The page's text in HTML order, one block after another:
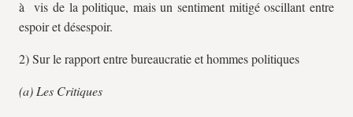
à vis de la politique, mais un sentiment mitigé oscillant entre
espoir et désespoir.
2) Sur le rapport entre bureaucratie et hommes politiques
(a) Les Critiques